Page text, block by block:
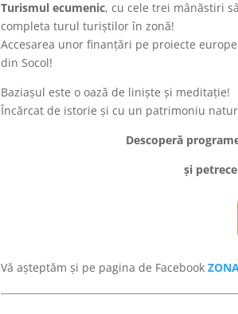
Turismul ecumenic, cu cele trei mânăstiri
completa turul turiștilor în zonă!
Accesarea unor finanțări pe proiecte
din Socol!
Baziașul este o oază de liniște și meditație!
Încărcat de istorie și cu un patrimoniu
Descoperă
și
Vă așteptăm și pe pagina de Facebook